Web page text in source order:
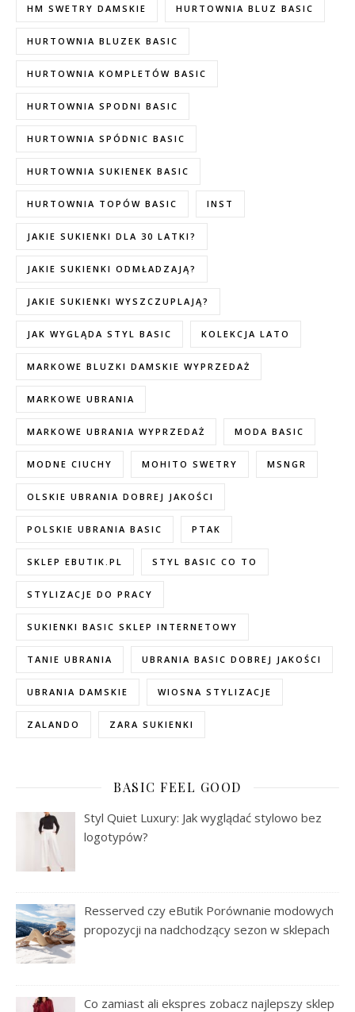
HM SWETRY DAMSKIE HURTOWNIA BLUZ BASIC
HURTOWNIA BLUZEK BASIC
HURTOWNIA KOMPLETÓW BASIC
HURTOWNIA SPODNI BASIC
HURTOWNIA SPÓDNIC BASIC
HURTOWNIA SUKIENEK BASIC
HURTOWNIA TOPÓW BASIC INST
JAKIE SUKIENKI DLA 30 LATKI?
JAKIE SUKIENKI ODMŁADZAJĄ?
JAKIE SUKIENKI WYSZCZUPLAJĄ?
JAK WYGLĄDA STYL BASIC KOLEKCJA LATO
MARKOWE BLUZKI DAMSKIE WYPRZEDAŻ
MARKOWE UBRANIA
MARKOWE UBRANIA WYPRZEDAŻ MODA BASIC
MODNE CIUCHY MOHITO SWETRY MSNGR
OLSKIE UBRANIA DOBREJ JAKOŚCI
POLSKIE UBRANIA BASIC PTAK
SKLEP EBUTIK.PL STYL BASIC CO TO
STYLIZACJE DO PRACY
SUKIENKI BASIC SKLEP INTERNETOWY
TANIE UBRANIA UBRANIA BASIC DOBREJ JAKOŚCI
UBRANIA DAMSKIE WIOSNA STYLIZACJE
ZALANDO ZARA SUKIENKI
BASIC FEEL GOOD
Styl Quiet Luxury: Jak wyglądać stylowo bez
logotypów?
Resserved czy eButik Porównanie modowych
propozycji na nadchodzący sezon w sklepach
Co zamiast ali ekspres zobacz najlepszy sklep